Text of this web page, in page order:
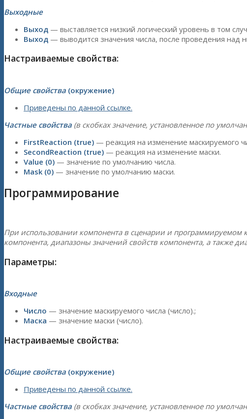
Выходные
Выход — выставляется низкий логический уровень в том
Выход — выводится значения числа, после проведения над
Настраиваемые свойства:
Общие свойства (окружение)
Приведены по данной ссылке.
Частные свойства (в скобках значение, установленное по
FirstReaction (true) — реакция на изменение маскируемого
SecondReaction (true) — реакция на изменение маски.
Value (0) — значение по умолчанию числа.
Mask (0) — значение по умолчанию маски.
Программирование
При использовании компонента в сценарии и
компонента, диапазоны значений свойств компонента, а также
Параметры:
Входные
Число — значение маскируемого числа (число).;
Маска — значение маски (число).
Настраиваемые свойства:
Общие свойства (окружение)
Приведены по данной ссылке.
Частные свойства (в скобках значение, установленное по